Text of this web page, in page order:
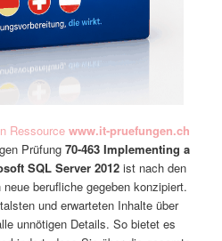
Ressource www.it-pruefungen.ch
Prüfung70-463 Implementing a
SQL Server 2012 ist nach den
berufliche gegeben konzipiert.
und erwarteten Inhalte über
unnötigen Details. So bietet es